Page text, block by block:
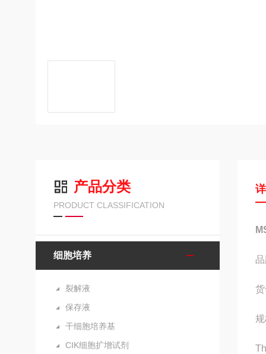
产品分类
PRODUCT CLASSIFICATION
细胞培养
裂解液
保存液
干细胞培养基
CIK细胞扩增试剂